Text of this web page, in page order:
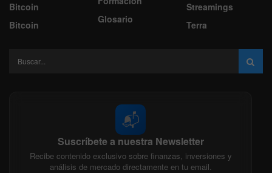
Bitcoin
Bitcoin
Glosario
Streamings
Terra
📬
Suscríbete a nuestra Newsletter
Recibe contenido exclusivo sobre finanzas, inversiones y
análisis de mercado directamente en tu email.